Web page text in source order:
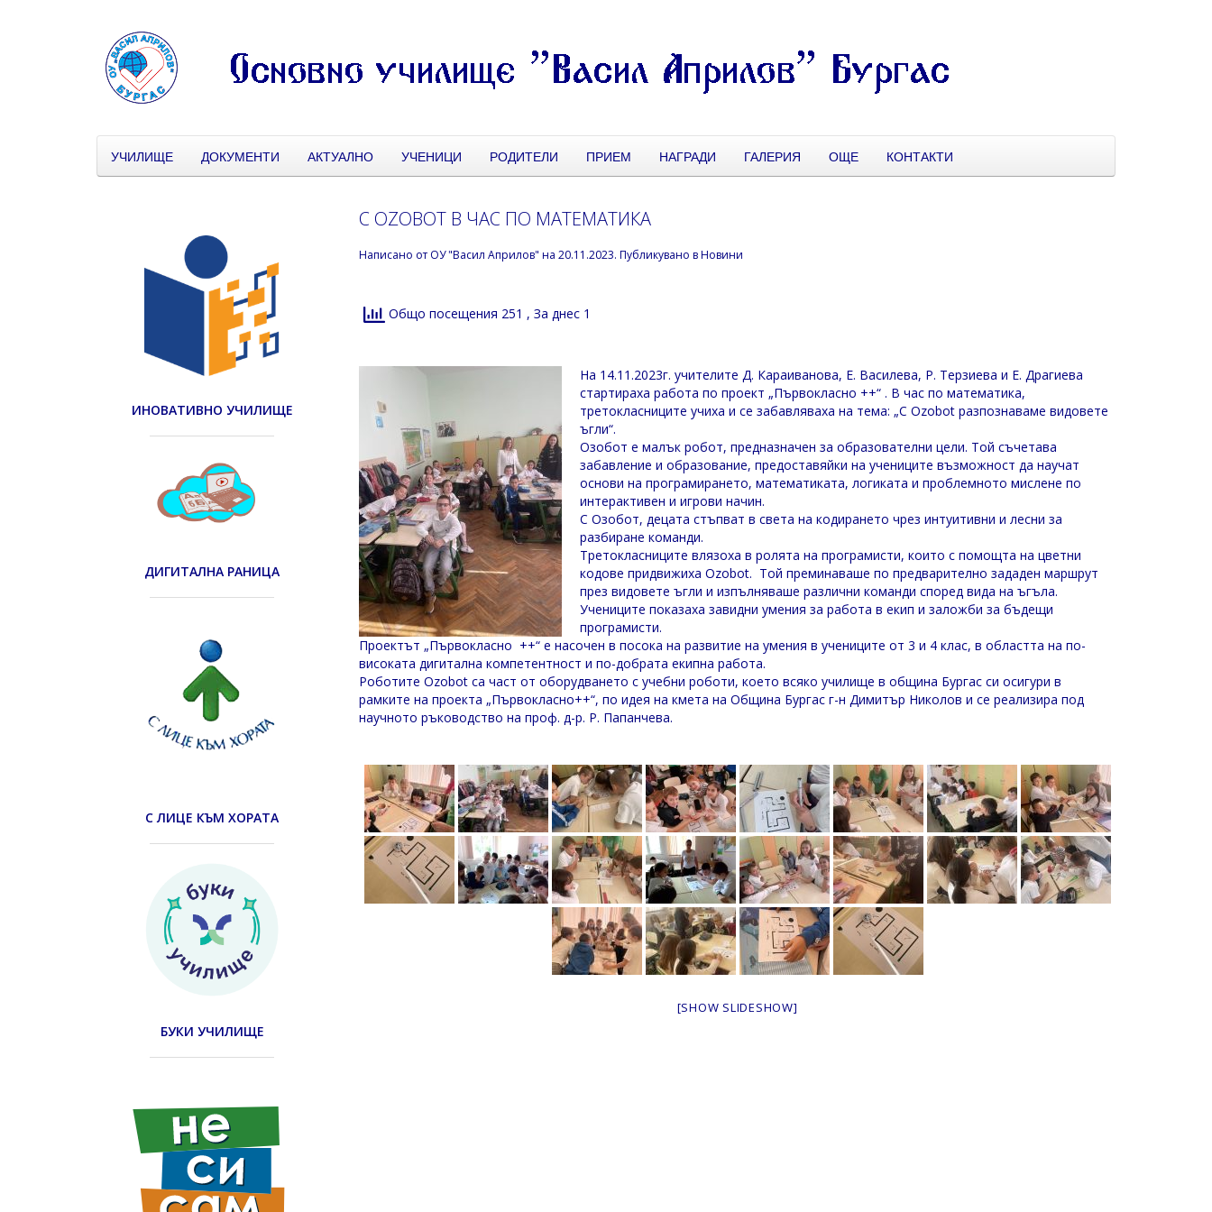
УЧИЛИЩЕ ДОКУМЕНТИ АКТУАЛНО УЧЕНИЦИ РОДИТЕЛИ ПРИЕМ НАГРАДИ ГАЛЕРИЯ ОЩЕ КОНТАКТИ
С OZOBOT В ЧАС ПО МАТЕМАТИКА
Написано от ОУ "Васил Априлов" на20.11.2023. Публикувано вНовини
Общо посещения 251 , За днес 1
На 14.11.2023г. учителите Д. Караиванова, Е. Василева, Р. Терзиева и Е. Драгиева
стартираха работа по проект „Първокласно ++“ . В час по математика,
третокласниците учиха и се забавляваха на тема: „С Ozobot разпознаваме видовете
ъгли“.
Озобот е малък робот, предназначен за образователни цели. Той съчетава
забавление и образование, предоставяйки на учениците възможност да научат
основи на програмирането, математиката, логиката и проблемното мислене по
интерактивен и игрови начин.
С Озобот, децата стъпват в света на кодирането чрез интуитивни и лесни за
разбиране команди.
Третокласниците влязоха в ролята на програмисти, които с помощта на цветни
кодове придвижиха Ozobot. Той преминаваше по предварително зададен маршрут
през видовете ъгли и изпълняваше различни команди според вида на ъгъла.
Учениците показаха завидни умения за работа в екип и заложби за бъдещи
програмисти.
Проектът „Първокласно ++“ е насочен в посока на развитие на умения в учениците от 3 и 4 клас, в областта на по-
високата дигитална компетентност и по-добрата екипна работа.
Роботите Ozobot са част от оборудването с учебни роботи, което всяко училище в община Бургас си осигури в
рамките на проекта „Първокласно++“, по идея на кмета на Община Бургас г-н Димитър Николов и се реализира под
научното ръководство на проф. д-р. Р. Папанчева.
[SHOW SLIDESHOW]
ИНОВАТИВНО УЧИЛИЩЕ
ДИГИТАЛНА РАНИЦА
С ЛИЦЕ КЪМ ХОРАТА
БУКИ УЧИЛИЩЕ